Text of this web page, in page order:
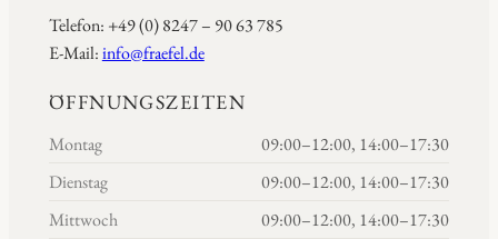
Telefon: +49 (0) 8247 – 90 63 785
E-Mail:info@fraefel.de
ÖFFNUNGSZEITEN
Montag
09:00–12:00, 14:00–17:30
Dienstag
09:00–12:00, 14:00–17:30
Mittwoch
09:00–12:00, 14:00–17:30